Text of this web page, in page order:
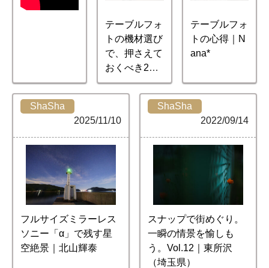
テーブルフォ
トの機材選び
で、押さえて
おくべき2つ
の視点
テーブルフォ
トの心得｜N
ana*
ShaSha
2025/11/10
フルサイズミラーレス
ソニー「α」で残す星
空絶景｜北山輝泰
ShaSha
2022/09/14
スナップで街めぐり。
一瞬の情景を愉しも
う。Vol.12｜東所沢
（埼玉県）